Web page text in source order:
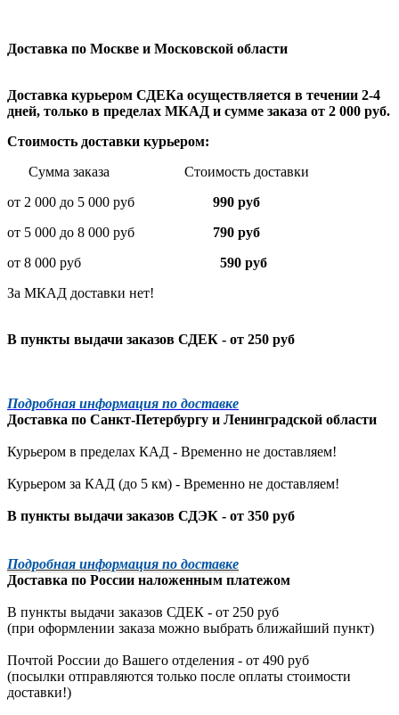
Доставка по Москве и Московской области
Доставка курьером СДЕКа осуществляется в течении 2-4
дней, только в пределах МКАД и сумме заказа от 2 000 руб.
Стоимость доставки курьером:
Сумма заказа Стоимость доставки
от 2 000 до 5 000 руб
990 руб
от 5 000 до 8 000 руб 790 руб
от 8 000 руб 590 руб
За МКАД доставки нет!
В пункты выдачи заказов СДЕК - от 250 руб
Подробная информация по доставке
Доставка по Санкт-Петербургу и Ленинградской области
Курьером в пределах КАД - Временно не доставляем!
Курьером за КАД (до 5 км) - Временно не доставляем!
В пункты выдачи заказов СДЭК - от 350 руб
Подробная информация по доставке
Доставка по России наложенным платежом
В пункты выдачи заказов СДЕК - от 250 руб
(при оформлении заказа можно выбрать ближайший пункт)
Почтой России до Вашего отделения - от 490 руб
(посылки отправляются только после оплаты стоимости
доставки!)